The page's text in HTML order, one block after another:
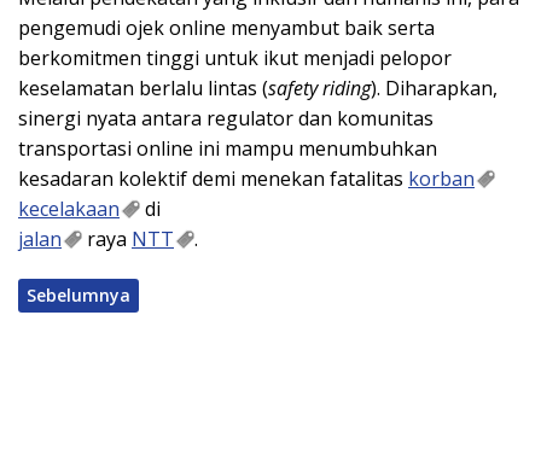
pengemudi ojek online menyambut baik serta
berkomitmen tinggi untuk ikut menjadi pelopor
keselamatan berlalu lintas (safety riding). Diharapkan,
sinergi nyata antara regulator dan komunitas
transportasi online ini mampu menumbuhkan
kesadaran kolektif demi menekan fatalitas korban
kecelakaan
di
jalan
raya NTT .
Sebelumnya